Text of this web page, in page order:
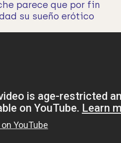
parece que por fin
su sueño erótico